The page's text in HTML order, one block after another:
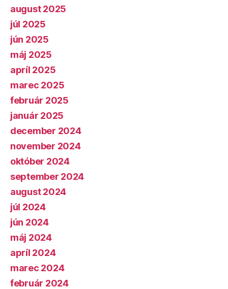
august 2025
júl 2025
jún 2025
máj 2025
apríl 2025
marec 2025
február 2025
január 2025
december 2024
november 2024
október 2024
september 2024
august 2024
júl 2024
jún 2024
máj 2024
apríl 2024
marec 2024
február 2024